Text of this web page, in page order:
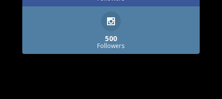
500
Followers